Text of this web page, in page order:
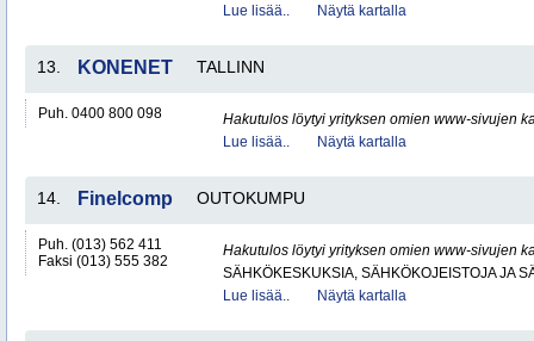
Lue lisää..
Näytä kartalla
13. KONENET TALLINN
Puh. 0400 800 098
Hakutulos löytyi yrityksen omien www-sivujen
Lue lisää..
Näytä kartalla
14. Finelcomp OUTOKUMPU
Puh. (013) 562 411
Faksi (013) 555 382
Hakutulos löytyi yrityksen omien www-sivujen
SÄHKÖKESKUKSIA, SÄHKÖKOJEISTOJA JA
Lue lisää..
Näytä kartalla